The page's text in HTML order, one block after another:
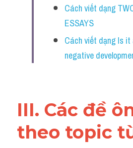
Cách viết dạng
ESSAYS
Cách viết dạng Is
negative
III. Các đề
theo topic